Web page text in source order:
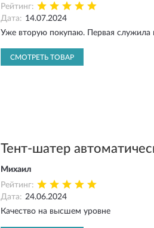
Рейтинг:
Дата: 14.07.2024
Уже вторую покупаю. Первая служила
СМОТРЕТЬ ТОВАР
Тент-шатер
Михаил
Рейтинг:
Дата: 24.06.2024
Качество на высшем уровне